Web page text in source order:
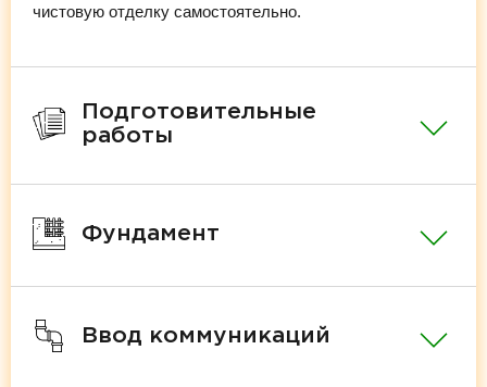
чистовую отделку самостоятельно.
Подготовительные
работы
Фундамент
Ввод коммуникаций